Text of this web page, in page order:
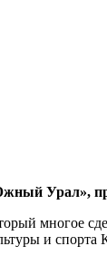
«Южный
многое
и